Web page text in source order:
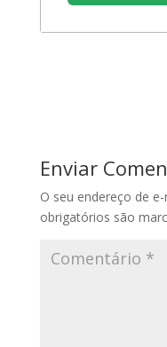
Enviar
O seu endereço de
obrigatórios são